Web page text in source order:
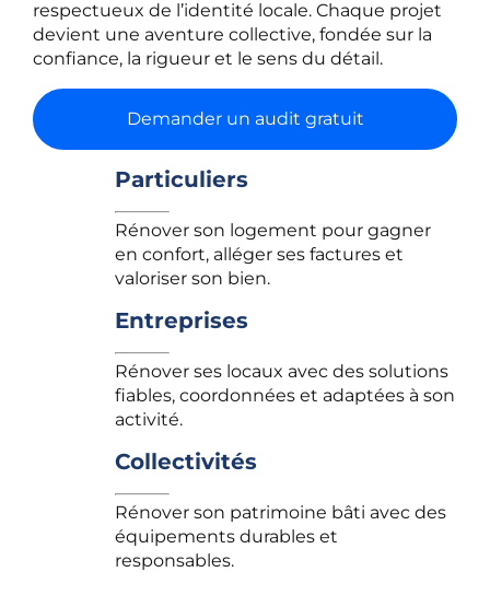
respectueux de l’identité locale. Chaque projet
devient une aventure collective, fondée sur la
confiance, la rigueur et le sens du détail.
Demander un audit gratuit
Particuliers
Rénover son logement pour gagner
en confort, alléger ses factures et
valoriser son bien.
Entreprises
Rénover ses locaux avec des solutions
fiables, coordonnées et adaptées à son
activité.
Collectivités
Rénover son patrimoine bâti avec des
équipements durables et
responsables.